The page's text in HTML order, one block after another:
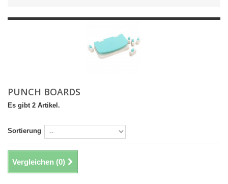
PUNCH BOARDS
Es gibt 2 Artikel.
Sortierung
Vergleichen (0)